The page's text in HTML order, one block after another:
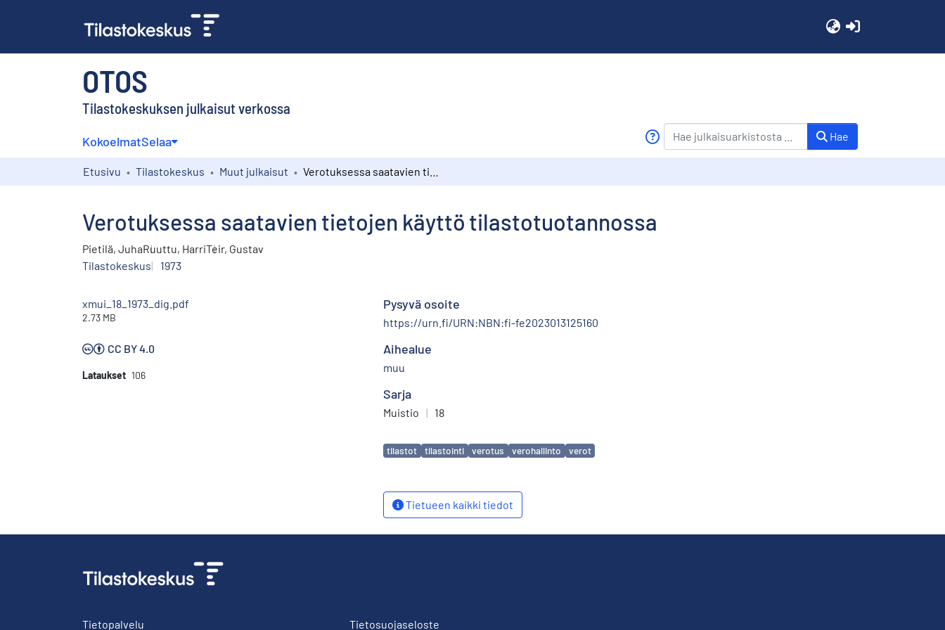
OTOS
Tilastokeskuksen julkaisut verkossa
KokoelmatSelaa Hae
Etusivu Tilastokeskus Muut julkaisut
Verotuksessa saatavien tietojen käyttö tilastotuotannossa
Pietilä, JuhaRuuttu, HarriTeir, Gustav
Tilastokeskus
1973
xmui_18_1973_dig.pdf
2.73 MB
CC BY 4.0
Lataukset 106
Pysyvä osoite
https://urn.fi/URN:NBN:fi-fe2023013125160
Aihealue
muu
Sarja
Muistio | 18
Avainsanat
tilastot tilastointi verotus verohallinto verot
Tietueen kaikki tiedot
Tietopalvelu Tietosuojaseloste